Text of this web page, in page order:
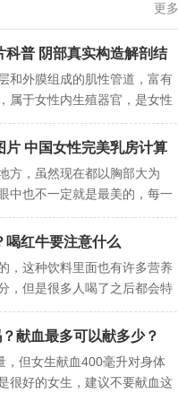
更
普 阴部真实构造解剖结
和外膜组成的肌性管道，富有
属于女性内生殖器官，是女性
娩出胎儿的管道。阴道微生物
中国女性完美乳房计算
方，虽然现在都以胸部大为
中也不一定就是最美的，每一
弹性的乳房，使之构成女性特
喝红牛要注意什么
，这种饮料里面也有许多营养
，但是很多人喝了之后都会特
里面有咖啡碱，红牛饮料是没
献血最多可以献多少？
，但女生献血400毫升对身体
很好的女生，建议不要献血这